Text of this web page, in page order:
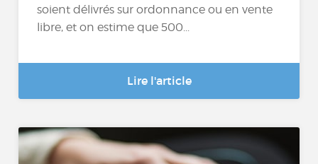
soient délivrés sur ordonnance ou en vente
libre, et on estime que 500...
Lire l'article